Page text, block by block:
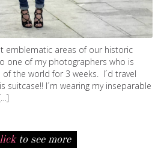
emblematic areas of our historic
one of my photographers who is
the world for 3 weeks. I´d travel
suitcase!! I´m wearing my inseparable
to see more